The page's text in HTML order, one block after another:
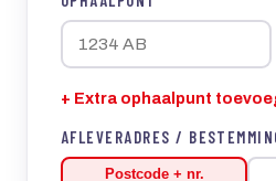
+ Extra ophaalpunt
AFLEVERADRES /
Postcode + nr.